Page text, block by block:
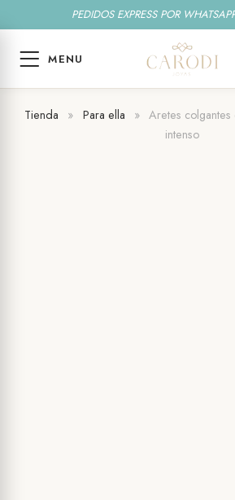
PEDIDOS EXPRESS POR
MENU
Tienda » Para ella » Aretes
intenso